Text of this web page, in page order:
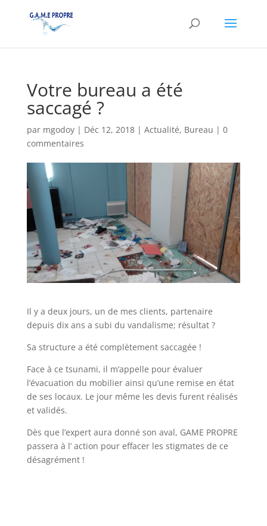
Votre bureau a été
saccagé ?
par mgodoy| Déc 12, 2018| Actualité, Bureau | 0
commentaires
Il y a deux jours, un de mes clients, partenaire
depuis dix ans a subi du vandalisme; résultat ?
Sa structure a été complètement saccagée !
Face à ce tsunami, il m’appelle pour évaluer
l’évacuation du mobilier ainsi qu’une remise en état
de ses locaux. Le jour même les devis furent réalisés
et validés.
Dès que l’expert aura donné son aval, GAME PROPRE
passera à l’ action pour effacer les stigmates de ce
désagrément !